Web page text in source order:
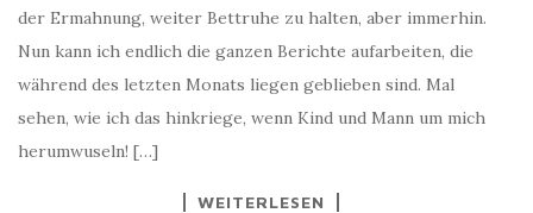
der Ermahnung, weiter Bettruhe zu halten, aber immerhin.
Nun kann ich endlich die ganzen Berichte aufarbeiten, die
während des letzten Monats liegen geblieben sind. Mal
sehen, wie ich das hinkriege, wenn Kind und Mann um mich
herumwuseln! […]
WEITERLESEN